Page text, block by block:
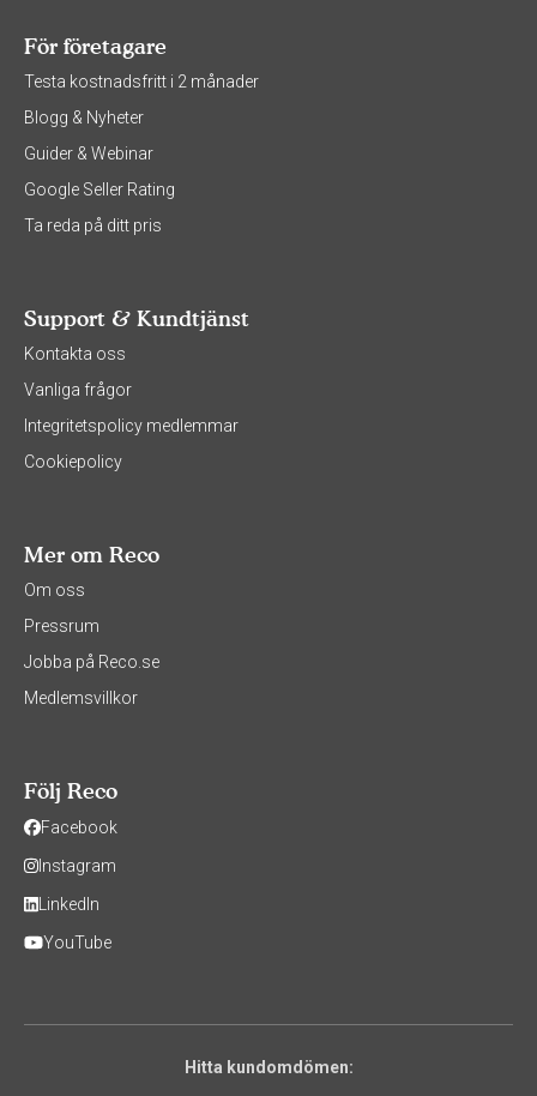
För företagare
Testa kostnadsfritt i 2 månader
Blogg & Nyheter
Guider & Webinar
Google Seller Rating
Ta reda på ditt pris
Support & Kundtjänst
Kontakta oss
Vanliga frågor
Integritetspolicy medlemmar
Cookiepolicy
Mer om Reco
Om oss
Pressrum
Jobba på Reco.se
Medlemsvillkor
Följ Reco
Facebook
Instagram
LinkedIn
YouTube
Hitta kundomdömen: